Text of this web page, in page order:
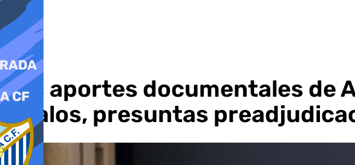
Los aportes documentales de
Ábalos, presuntas